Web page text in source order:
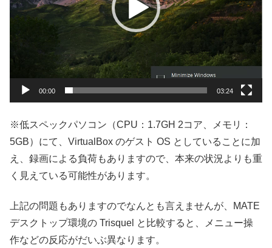
ヤ
00:00 03:24
※低スペックパソコン（CPU：1.7GH 2コア、メモリ：
5GB）にて、VirtualBox のゲスト OS としていることに加
え、録画による負荷もありますので、本来の状況よりも重
く見えている可能性があります。
上記の問題もありますのでなんとも言えませんが、MATE
デスクトップ環境の Trisquel と比較すると、メニュー操
作などの反応がだいぶ異なります。